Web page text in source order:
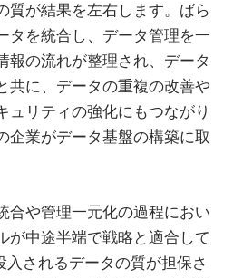
質が結果を左右します。ばら
タを統合し、データ管理を一
報の流れが整理され、データ
共に、データの重複の改善や
ュリティの強化にもつながり
企業がデータ基盤の構築に取
合や管理一元化の過程におい
が中途半端で戦略と適合して
入されるデータの質が担保さ